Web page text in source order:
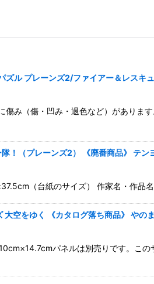
ズル プレーンズ2/ファイアー＆レス
傷み（傷・凹み・退色など）があり
！（プレーンズ2） 《廃番商品》 テ
（台紙のサイズ） 作家名・作
空をゆく 《カタログ落ち商品》 や
パネルは別売りです。こ